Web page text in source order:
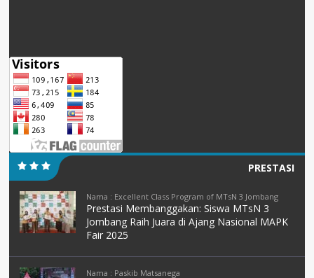
PRESTASI
Nama : Excellent Class Program of MTsN 3 Jombang
Prestasi Membanggakan: Siswa MTsN 3
Jombang Raih Juara di Ajang Nasional MAPK
Fair 2025
Nama : Paskib Matsanega